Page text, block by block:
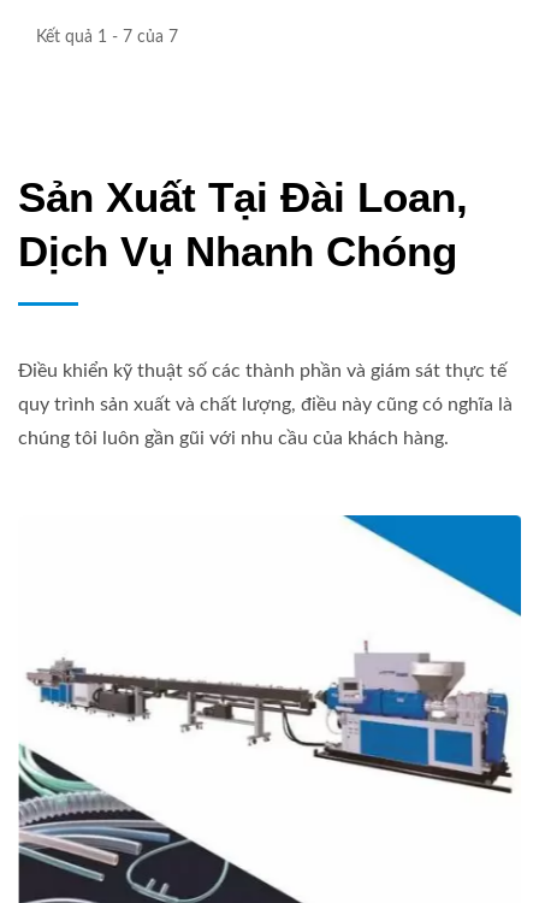
Kết quả 1 - 7 của 7
Sản Xuất Tại Đài Loan,
Dịch Vụ Nhanh Chóng
Điều khiển kỹ thuật số các thành phần và giám sát thực tế
quy trình sản xuất và chất lượng, điều này cũng có nghĩa là
chúng tôi luôn gần gũi với nhu cầu của khách hàng.